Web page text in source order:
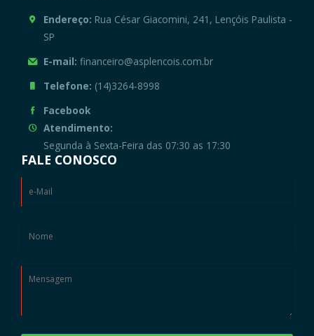
Endereço: Rua César Giacomini, 241, Lençóis Paulista -
SP
E-mail: financeiro@asplencois.com.br
Telefone: (14)3264-8998
Facebook
Atendimento:
Segunda à Sexta-Feira das 07:30 as 17:30
FALE CONOSCO